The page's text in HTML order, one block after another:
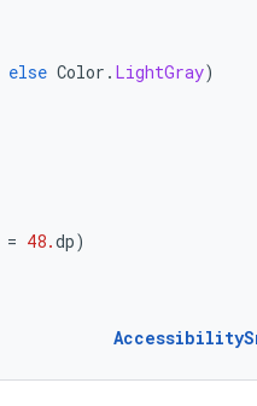
else Color . LightGray)
= 48.dp)